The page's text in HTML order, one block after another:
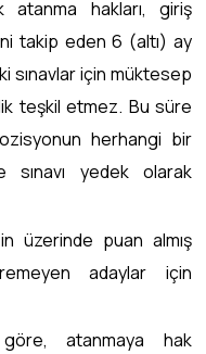
atanma hakları, giriş
takip eden 6 (altı) ay
sınavlar için müktesep
teşkil etmez. Bu süre
herhangi bir
sınavı yedek olarak
üzerinde puan almış
adaylar için
göre, atanmaya hak